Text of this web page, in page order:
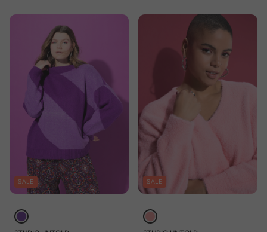
SALE SALE